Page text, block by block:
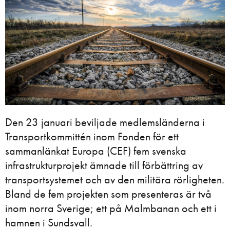
Den 23 januari beviljade medlemsländerna i
Transportkommittén inom Fonden för ett
sammanlänkat Europa (CEF) fem svenska
infrastrukturprojekt ämnade till förbättring av
transportsystemet och av den militära rörligheten.
Bland de fem projekten som presenteras är två
inom norra Sverige; ett på Malmbanan och ett i
hamnen i Sundsvall.